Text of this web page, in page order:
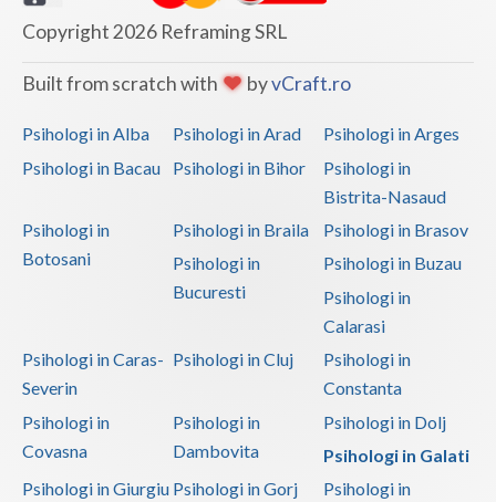
Copyright 2026 Reframing SRL
Built from scratch with byvCraft.ro
Psihologi in Alba Psihologi in Arad
Psihologi in Arges
Psihologi in Bacau
Psihologi in Bihor
Psihologi in
Bistrita-Nasaud
Psihologi in
Botosani
Psihologi in Braila
Psihologi in Brasov
Psihologi in
Bucuresti
Psihologi in Buzau
Psihologi in
Calarasi
Psihologi in Caras-
Severin
Psihologi in Cluj
Psihologi in
Constanta
Psihologi in
Covasna
Psihologi in
Dambovita
Psihologi in Dolj
Psihologi in Galati
Psihologi in Giurgiu Psihologi in Gorj Psihologi in